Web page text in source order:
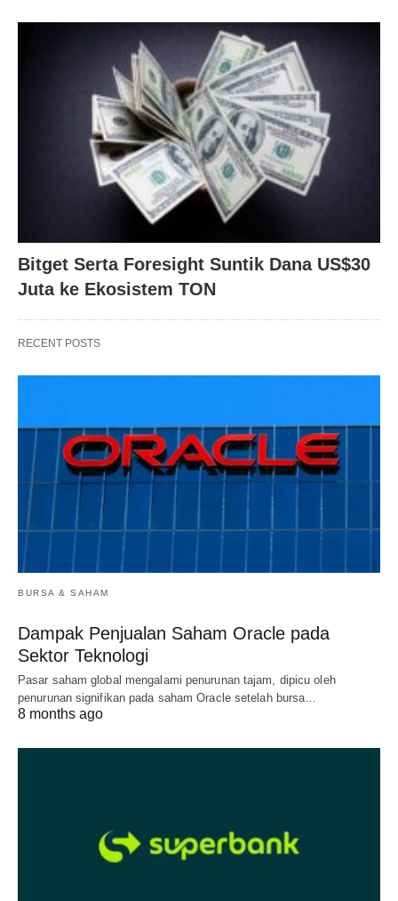
Bitget Serta Foresight Suntik Dana US$30
Juta ke Ekosistem TON
RECENT POSTS
BURSA & SAHAM
Dampak Penjualan Saham Oracle pada
Sektor Teknologi
Pasar saham global mengalami penurunan tajam, dipicu oleh
penurunan signifikan pada saham Oracle setelah bursa…
8 months ago